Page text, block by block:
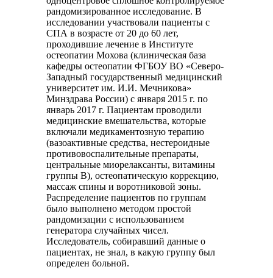
рандомизированное исследование. В
исследовании участвовали пациенты с
СПА в возрасте от 20 до 60 лет,
проходившие лечение в Институте
остеопатии Мохова (клиническая база
кафедры остеопатии ФГБОУ ВО «Северо-
Западный государственный медицинский
университет им. И.И. Мечникова»
Минздрава России) с января 2015 г. по
январь 2017 г. Пациентам проводили
медицинские вмешательства, которые
включали медикаментозную терапию
(вазоактивные средства, нестероидные
противовоспалительные препараты,
центральные миорелаксанты, витамины
группы В), остеопатическую коррекцию,
массаж спины и воротниковой зоны.
Распределение пациентов по группам
было выполнено методом простой
рандомизации с использованием
генератора случайных чисел.
Исследователь, собиравший данные о
пациентах, не знал, в какую группу был
определен больной.